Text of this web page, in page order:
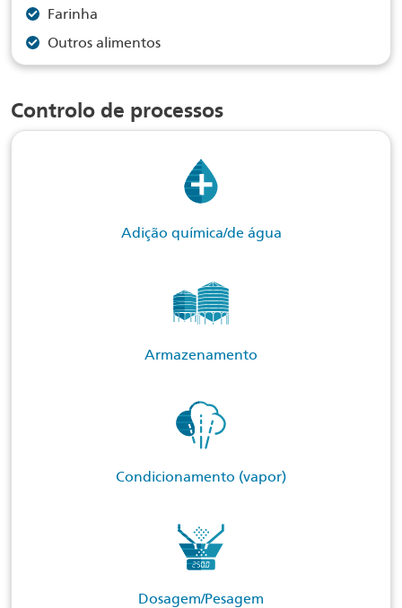
Farinha
Outros alimentos
Controlo de processos
Adição química/de água
Armazenamento
Condicionamento (vapor)
Dosagem/Pesagem